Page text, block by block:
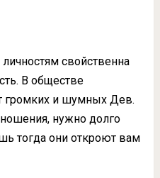
свойственна
В обществе
громких и шумных Дев.
нужно долго
тогда они откроют вам